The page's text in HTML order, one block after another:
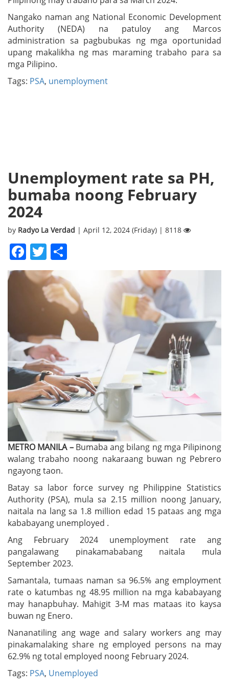
Nangako naman ang National Economic Development
Authority (NEDA) na patuloy ang Marcos
administration sa pagbubukas ng mga oportunidad
upang makalikha ng mas maraming trabaho para sa
mga Pilipino.
Tags: PSA, unemployment
Unemployment rate sa PH,
bumaba noong February
2024
by Radyo La Verdad | April 12, 2024 (Friday) | 8118
Facebook
Twitter
METRO MANILA –Bumaba ang bilang ng mga Pilipinong
walang trabaho noong nakaraang buwan ng Pebrero
ngayong taon.
Batay sa labor force survey ng Philippine Statistics
Authority (PSA), mula sa 2.15 million noong January,
naitala na lang sa 1.8 million edad 15 pataas ang mga
kababayang unemployed .
Ang February 2024 unemployment rate ang
pangalawang pinakamababang naitala mula
September 2023.
Samantala, tumaas naman sa 96.5% ang employment
rate o katumbas ng 48.95 million na mga kababayang
may hanapbuhay. Mahigit 3-M mas mataas ito kaysa
buwan ng Enero.
Nananatiling ang wage and salary workers ang may
pinakamalaking share ng employed persons na may
62.9% ng total employed noong February 2024.
Tags: PSA, Unemployed